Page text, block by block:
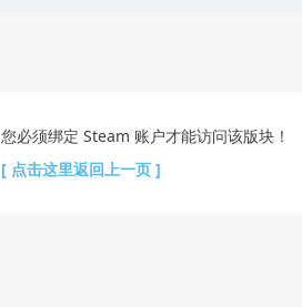
您必须绑定 Steam 账户才能访问该版块！
[ 点击这里返回上一页 ]